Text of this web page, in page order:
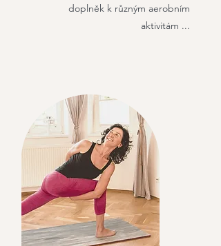
doplněk k různým aerobním
aktivitám ...